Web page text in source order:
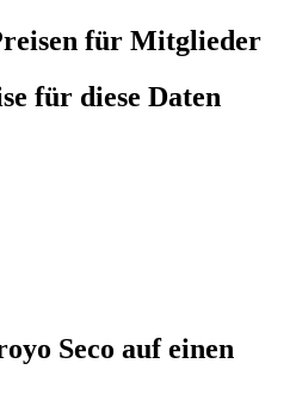
für Mitglieder
für diese Daten
Seco auf einen